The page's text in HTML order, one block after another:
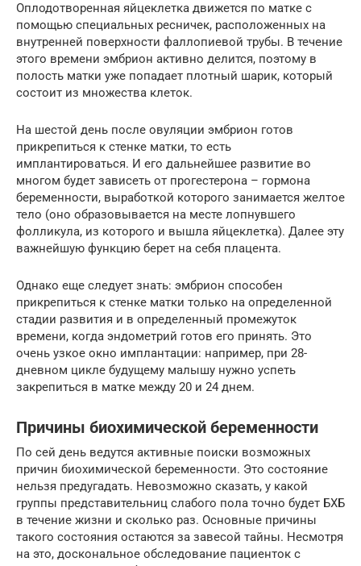
Оплодотворенная яйцеклетка движется по матке с
помощью специальных ресничек, расположенных на
внутренней поверхности фаллопиевой трубы. В течение
этого времени эмбрион активно делится, поэтому в
полость матки уже попадает плотный шарик, который
состоит из множества клеток.
На шестой день после овуляции эмбрион готов
прикрепиться к стенке матки, то есть
имплантироваться. И его дальнейшее развитие во
многом будет зависеть от прогестерона – гормона
беременности, выработкой которого занимается желтое
тело (оно образовывается на месте лопнувшего
фолликула, из которого и вышла яйцеклетка). Далее эту
важнейшую функцию берет на себя плацента.
Однако еще следует знать: эмбрион способен
прикрепиться к стенке матки только на определенной
стадии развития и в определенный промежуток
времени, когда эндометрий готов его принять. Это
очень узкое окно имплантации: например, при 28-
дневном цикле будущему малышу нужно успеть
закрепиться в матке между 20 и 24 днем.
Причины биохимической беременности
По сей день ведутся активные поиски возможных
причин биохимической беременности. Это состояние
нельзя предугадать. Невозможно сказать, у какой
группы представительниц слабого пола точно будет БХБ
в течение жизни и сколько раз. Основные причины
такого состояния остаются за завесой тайны. Несмотря
на это, доскональное обследование пациенток с